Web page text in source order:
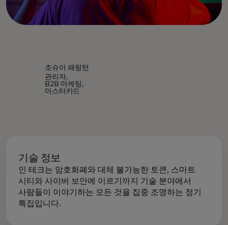
조슈아 패링턴
관리자,
B2B 마케팅,
마스터카드
기술 정보
인 테크는 암호화폐와 대체 불가능한 토큰, 스마트
시티와 사이버 보안에 이르기까지 기술 분야에서
사람들이 이야기하는 모든 것을 집중 조명하는 정기
특집입니다.